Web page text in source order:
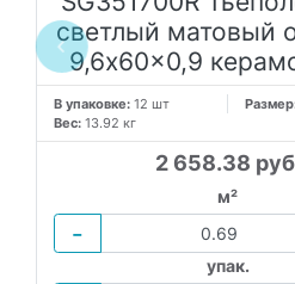
светлый матовый
9,6x60x0,9
В упаковке: 12 шт
Вес: 13.92 кг
2 658.38
м²
−
упак.